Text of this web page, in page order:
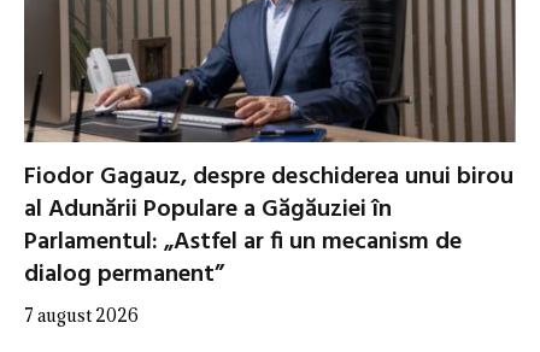
Fiodor Gagauz, despre deschiderea unui birou
al Adunării Populare a Găgăuziei în
Parlamentul: „Astfel ar fi un mecanism de
dialog permanent”
7 august 2026